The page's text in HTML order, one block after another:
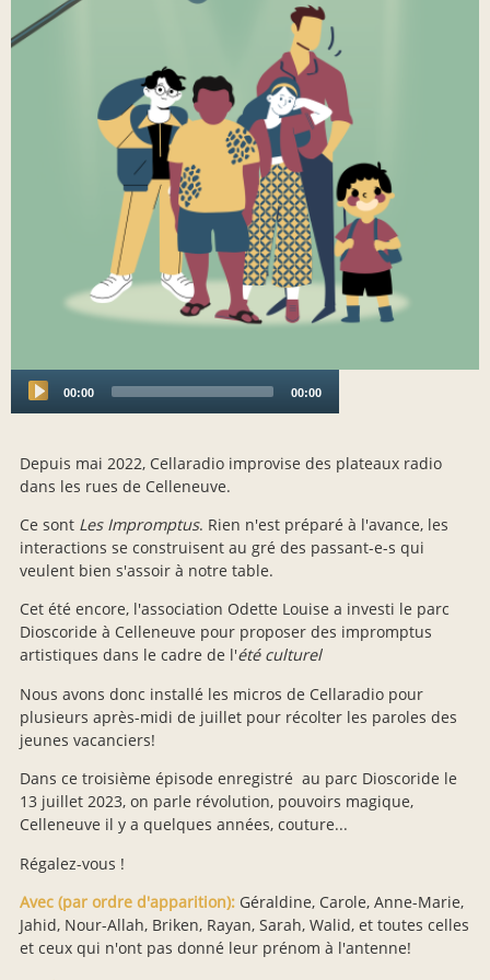
00:00 00:00
Depuis mai 2022, Cellaradio improvise des plateaux radio
dans les rues de Celleneuve.
Ce sont Les Impromptus. Rien n'est préparé à l'avance, les
interactions se construisent au gré des passant-e-s qui
veulent bien s'assoir à notre table.
Cet été encore, l'association Odette Louise a investi le parc
Dioscoride à Celleneuve pour proposer des impromptus
artistiques dans le cadre de l'été culturel
Nous avons donc installé les micros de Cellaradio pour
plusieurs après-midi de juillet pour récolter les paroles des
jeunes vacanciers!
Dans ce troisième épisode enregistré au parc Dioscoride le
13 juillet 2023, on parle révolution, pouvoirs magique,
Celleneuve il y a quelques années, couture...
Régalez-vous !
Avec (par ordre d'apparition): Géraldine, Carole, Anne-Marie,
Jahid, Nour-Allah, Briken, Rayan, Sarah, Walid, et toutes celles
et ceux qui n'ont pas donné leur prénom à l'antenne!